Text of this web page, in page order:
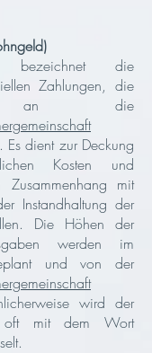
bezeichnet die
Zahlungen, die
an die
Es dient zur Deckung
Kosten und
mit
Instandhaltung der
Die Höhen der
werden im
und von der
wird der
oft mit dem Wort